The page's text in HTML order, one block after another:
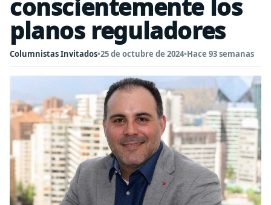
conscientemente los
planos reguladores
Columnistas Invitados•25 de octubre de 2024•Hace 93 semanas